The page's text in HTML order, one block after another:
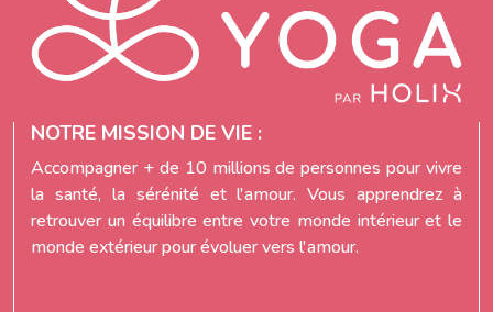
NOTRE MISSION DE VIE :
Accompagner + de 10 millions de personnes pour vivre
la santé, la sérénité et l'amour. Vous apprendrez à
retrouver un équilibre entre votre monde intérieur et le
monde extérieur pour évoluer vers l'amour.